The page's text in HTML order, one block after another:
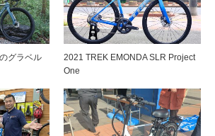
グラベル
2021 TREK EMONDA SLR Project
One